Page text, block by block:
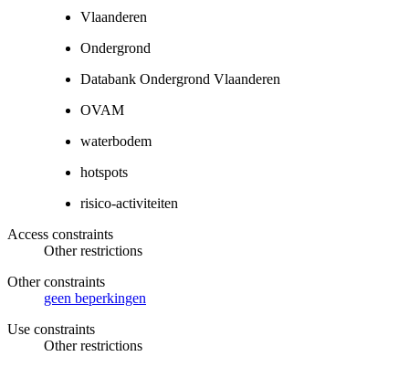
Vlaanderen
Ondergrond
Databank Ondergrond Vlaanderen
OVAM
waterbodem
hotspots
risico-activiteiten
Access constraints
Other restrictions
Other constraints
geen beperkingen
Use constraints
Other restrictions